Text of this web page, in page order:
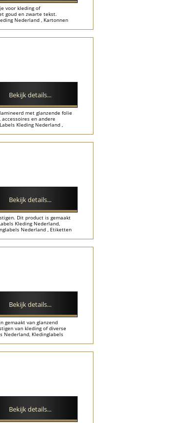
voor kleding of
goud en zwarte tekst.
Nederland , Kartonnen
met glanzende folie
en andere
Kleding Nederland ,
Bekijk details...
Dit product is gemaakt
Kleding Nederland,
Nederland , Etiketten
Bekijk details...
gemaakt van glanzend
van kleding of diverse
Nederland, Kledinglabels
Bekijk details...
Bekijk details...